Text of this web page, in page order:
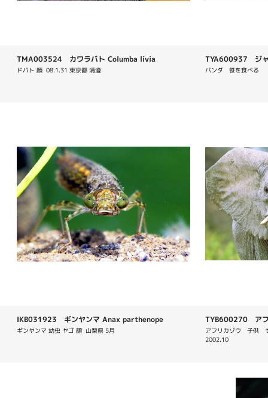
TMA003524 カワラバト Columba livia
ドバト 顔  08.1.31 東京都 清澄
TYA600937 ジ
melanoleuca
パンダ　笹を食べる
IKB031923 ギンヤンマ Anax parthenope
ギンヤンマ 幼虫 ヤゴ 顔  山梨県 5月
TYB600270 ア
アフリカゾウ　子供
2002.10